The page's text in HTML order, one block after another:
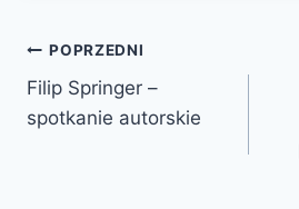
Nawigacja
wpisu
POPRZEDNI
Filip Springer –
spotkanie autorskie